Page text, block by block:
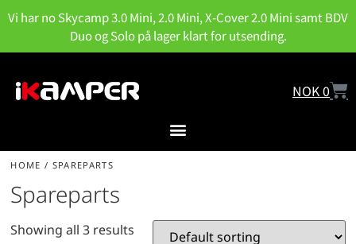
Vi har no Skycamp 3.0 Mini, 2.0 Mini, X-Cover 2.0 Mini samt BDV
Duo og Solo på lager klart for utsending.
NOK0
HOME / SPAREPARTS
Spareparts
Showing all 3 results